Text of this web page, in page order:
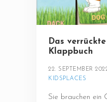
Das
Klappbuch
22. SEPTEMBER
KIDSPLACES
Sie brauchen ein